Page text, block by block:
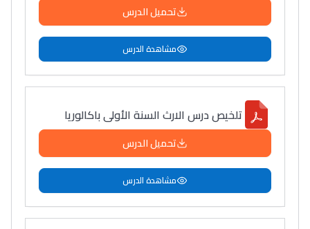
تحميل الدرس
مشاهدة الدرس
تلخيص درس الارث السنة الأولى باكالوريا
تحميل الدرس
مشاهدة الدرس